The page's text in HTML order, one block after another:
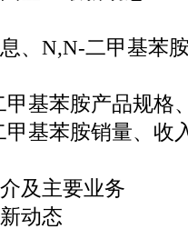
、N,N-二甲基苯
甲基苯胺产品规格
甲基苯胺销量、收
及主要业务
动态